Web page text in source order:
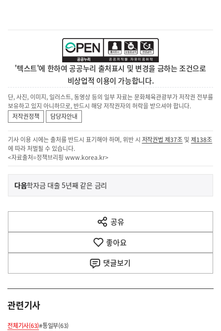
'텍스트'에 한하여 공공누리 출처표시 및 변경을 금하는 조건으로
비상업적 이용이 가능합니다.
단, 사진, 이미지, 일러스트, 동영상 등의 일부 자료는 문화체육관광부가 저작권 전부를
보유하고 있지 아니하므로, 반드시 해당 저작권자의 허락을 받으셔야 합니다.
저작권정책
담당자안내
기사 이용 시에는 출처를 반드시 표기해야 하며, 위반 시 저작권법 제37조 및제138조
에 따라 처벌될 수 있습니다.
<자료출처=정책브리핑 www.korea.kr>
이
전
다
음
다음기
학자금 대출 5년째 같은 금리
공유
열
기
좋아요
댓글보기
관련기사
전체기사(63)#통일부(63)